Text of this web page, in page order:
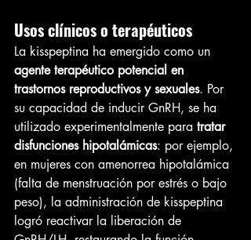
Usos clínicos o terapéuticos
La kisspeptina ha emergido como un
agente terapéutico potencial en
trastornos reproductivos y sexuales. Por
su capacidad de inducir GnRH, se ha
utilizado experimentalmente para tratar
disfunciones hipotalámicas: por ejemplo,
en mujeres con amenorrea hipotalámica
(falta de menstruación por estrés o bajo
peso), la administración de kisspeptina
logró reactivar la liberación de